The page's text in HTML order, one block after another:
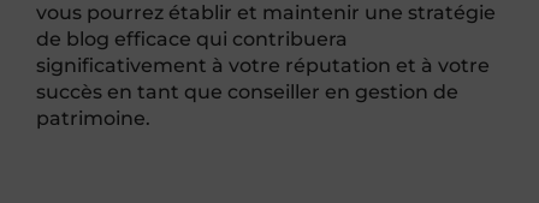
vous pourrez établir et maintenir une stratégie
de blog efficace qui contribuera
significativement à votre réputation et à votre
succès en tant que conseiller en gestion de
patrimoine.